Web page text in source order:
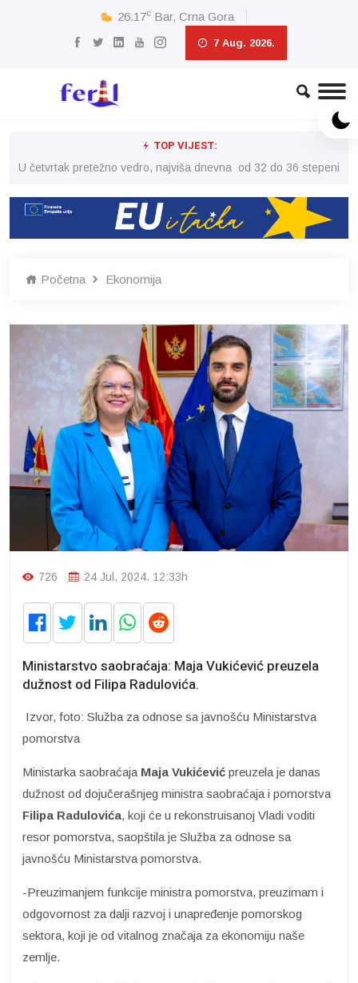
26.17c Bar, Crna Gora
7 Aug. 2026.
TOP VIJEST:
U četvrtak pretežno vedro, najviša dnevna od 32 do 36 stepeni
Početna Ekonomija
726 24 Jul, 2024. 12:33h
Ministarstvo saobraćaja: Maja Vukićević preuzela
dužnost od Filipa Radulovića.
Izvor, foto: Služba za odnose sa javnošću Ministarstva
pomorstva
Ministarka saobraćaja Maja Vukićević preuzela je danas
dužnost od dojučerašnjeg ministra saobraćaja i pomorstva
Filipa Radulovića, koji će u rekonstruisanoj Vladi voditi
resor pomorstva, saopštila je Služba za odnose sa
javnošću Ministarstva pomorstva.
-Preuzimanjem funkcije ministra pomorstva, preuzimam i
odgovornost za dalji razvoj i unapređenje pomorskog
sektora, koji je od vitalnog značaja za ekonomiju naše
zemlje.